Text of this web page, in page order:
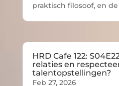
praktisch filosoof, en de
HRD Cafe 122:
relaties en
talentopstellingen?
Feb 27, 2026